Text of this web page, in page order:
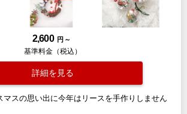
2,600 円 ～
基準料金（税込）
詳細を見る
マスの思い出に今年はリースを手作りしません